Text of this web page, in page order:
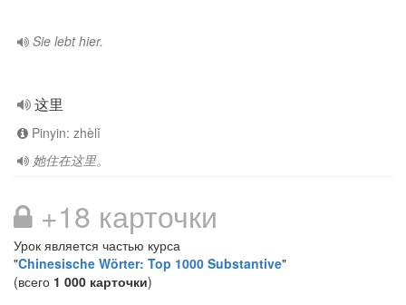
Sie lebt hier.
这里
Pinyin: zhèlǐ
她住在这里。
+18 карточки
Урок является частью курса
"Chinesische Wörter: Top 1000 Substantive"
(всего 1 000 карточки)